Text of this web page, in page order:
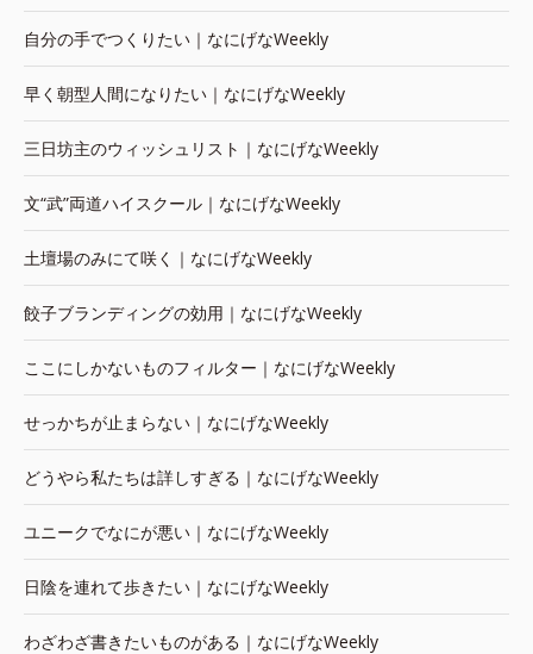
自分の手でつくりたい｜なにげなWeekly
早く朝型人間になりたい｜なにげなWeekly
三日坊主のウィッシュリスト｜なにげなWeekly
文“武”両道ハイスクール｜なにげなWeekly
土壇場のみにて咲く｜なにげなWeekly
餃子ブランディングの効用｜なにげなWeekly
ここにしかないものフィルター｜なにげなWeekly
せっかちが止まらない｜なにげなWeekly
どうやら私たちは詳しすぎる｜なにげなWeekly
ユニークでなにが悪い｜なにげなWeekly
日陰を連れて歩きたい｜なにげなWeekly
わざわざ書きたいものがある｜なにげなWeekly